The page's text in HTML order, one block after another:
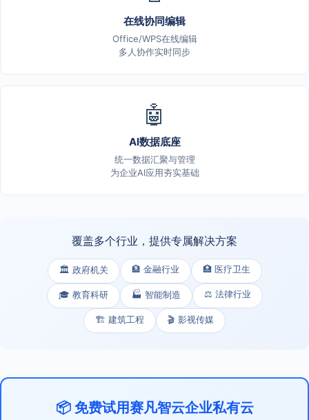
在线协同编辑
Office/WPS在线编辑
多人协作实时同步
🤖
AI数据底座
统一数据汇聚与管理
为企业AI应用夯实基础
覆盖多个行业，提供专属解决方案
🏛️ 政府机关 🏦 金融行业 🏥 医疗卫生
🎓 教育科研 🏭 智能制造 ⚖️ 法律行业
🏗️ 建筑工程 🎬 影视传媒
📦 免费试用赛凡智云企业私有云